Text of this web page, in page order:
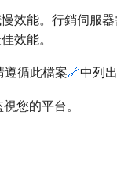
能。行銷伺服
效能。
遵循此檔案🔗中列
您的平台。